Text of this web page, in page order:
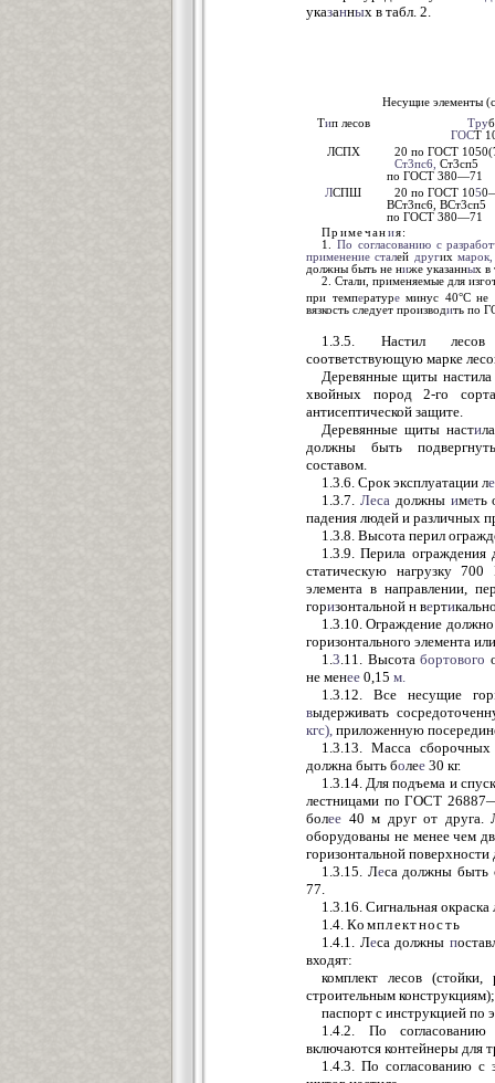
указанных в табл. 2.
Несущие элементы
Тип лесов Тру
ГОСТ
ЛСПХ
20 по ГОСТ
Ст3пс6, Ст3сп5
по ГОСТ 380—71
ЛСПШ 20 по ГОСТ 105
ВСт3пс6, ВСт3сп5
по ГОСТ 380—71
Примечания:
1. По согласованию с
применениесталей других марок,
должны быть не ниже указанных в
2. Стали, применяемые для
при температуреминус 40°С не
вязкость следует производить по
1.3.5. Настил лесов
соответствующую марке
Деревянные щиты настила
хвойных пород 2-го
антисептической защите.
Деревянные щиты насти
должны быть
составом.
1.3.6. Срок эксплуатации ле
1.3.7. Леса должны иметь
падения людей и различных
1.3.8. Высота перил
1.3.9. Перила
статическую нагрузку
элемента в направлении,
горизонтальной н верти
1.3.10. Ограждение
горизонтального элемента
1. 3 .11. Высотабортового
не менее 0,15 м.
1.3.12. Все несущие гор
выдерживать
кгс), приложенную
1.3.13. Масса
должна быть более 30 кг.
1.3.14. Для подъема и
лестницами по ГОСТ
более 40 м друг от друга.
оборудованы не менее чем
горизонтальной
1.3.15. Леса должны быть
77.
1.3.16. Сигнальная
1.4. Комплектность
1.4.1. Леса должнып
входят:
комплект лесов
строительным конструкциям);
паспорт с инструкцией по
1.4.2. По согласованию
включаются контейнеры для
1.4.3. По согласованию с